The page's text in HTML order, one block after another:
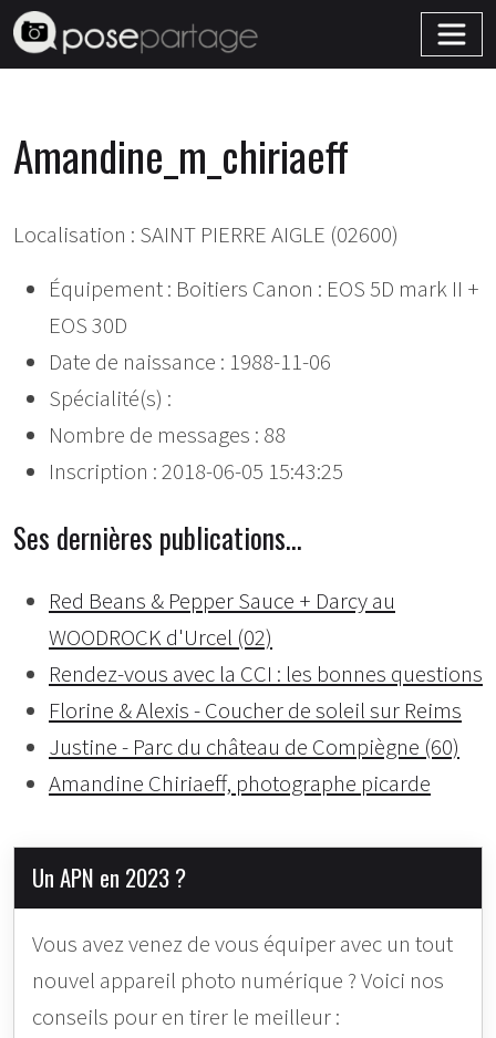
Amandine_m_chiriaeff
Localisation : SAINT PIERRE AIGLE (02600)
Équipement : Boitiers Canon : EOS 5D mark II +
EOS 30D
Date de naissance : 1988-11-06
Spécialité(s) :
Nombre de messages : 88
Inscription : 2018-06-05 15:43:25
Ses dernières publications…
Red Beans & Pepper Sauce + Darcy au
WOODROCK d'Urcel (02)
Rendez-vous avec la CCI : les bonnes questions
Florine & Alexis - Coucher de soleil sur Reims
Justine - Parc du château de Compiègne (60)
Amandine Chiriaeff, photographe picarde
Un APN en 2023 ?
Vous avez venez de vous équiper avec un tout
nouvel appareil photo numérique ? Voici nos
conseils pour en tirer le meilleur :